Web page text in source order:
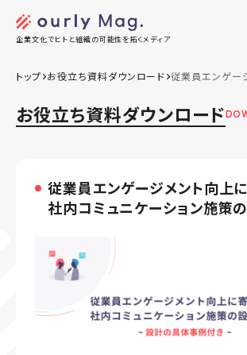
企業文化でヒトと組織の可能性を拓くメディア
トップ お役立ち資料ダウンロード 従業員エンゲー
お役立ち資料ダウンロード
従業員エンゲージメント向上に
社内コミュニケーション施策